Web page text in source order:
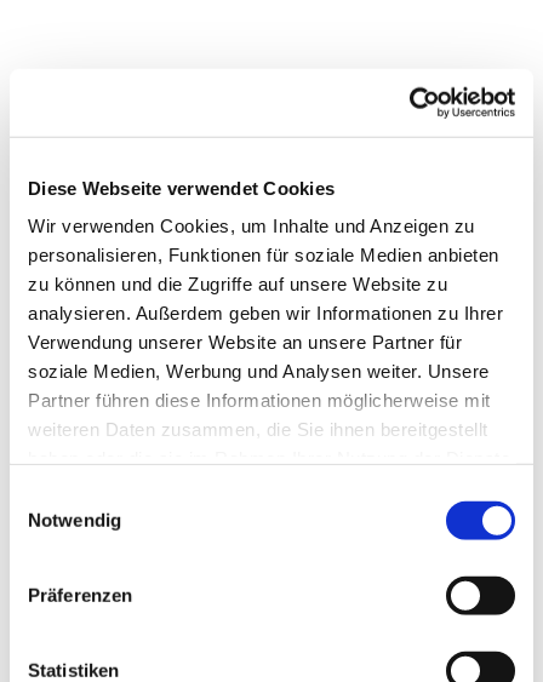
Diese Webseite verwendet Cookies
Wir verwenden Cookies, um Inhalte und Anzeigen zu
personalisieren, Funktionen für soziale Medien anbieten
zu können und die Zugriffe auf unsere Website zu
analysieren. Außerdem geben wir Informationen zu Ihrer
Verwendung unserer Website an unsere Partner für
soziale Medien, Werbung und Analysen weiter. Unsere
Partner führen diese Informationen möglicherweise mit
weiteren Daten zusammen, die Sie ihnen bereitgestellt
Notwendig
Präferenzen
Statistiken
Dies könnte Sie auch
interessieren